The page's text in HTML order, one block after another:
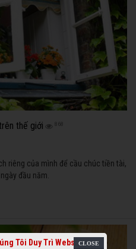
thế giới 868
riêng của mình để cầu chúc tiền tài,
đầu năm.
Tôi Duy Trì Website